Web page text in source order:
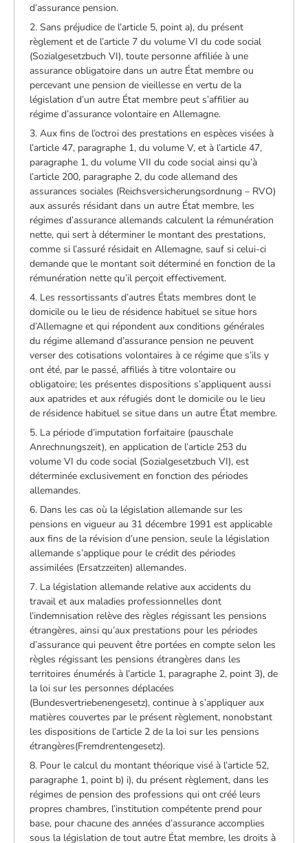
d’assurance pension.
2. Sans préjudice de l’article 5, point a), du présent
règlement et de l’article 7 du volume VI du code social
(Sozialgesetzbuch VI), toute personne affiliée à une
assurance obligatoire dans un autre État membre ou
percevant une pension de vieillesse en vertu de la
législation d’un autre État membre peut s’affilier au
régime d’assurance volontaire en Allemagne.
3. Aux fins de l’octroi des prestations en espèces visées à
l’article 47, paragraphe 1, du volume V, et à l’article 47,
paragraphe 1, du volume VII du code social ainsi qu’à
l’article 200, paragraphe 2, du code allemand des
assurances sociales (Reichsversicherungsordnung – RVO)
aux assurés résidant dans un autre État membre, les
régimes d’assurance allemands calculent la rémunération
nette, qui sert à déterminer le montant des prestations,
comme si l’assuré résidait en Allemagne, sauf si celui-ci
demande que le montant soit déterminé en fonction de la
rémunération nette qu’il perçoit effectivement.
4. Les ressortissants d’autres États membres dont le
domicile ou le lieu de résidence habituel se situe hors
d’Allemagne et qui répondent aux conditions générales
du régime allemand d’assurance pension ne peuvent
verser des cotisations volontaires à ce régime que s’ils y
ont été, par le passé, affiliés à titre volontaire ou
obligatoire; les présentes dispositions s’appliquent aussi
aux apatrides et aux réfugiés dont le domicile ou le lieu
de résidence habituel se situe dans un autre État membre.
5. La période d’imputation forfaitaire (pauschale
Anrechnungszeit), en application de l’article 253 du
volume VI du code social (Sozialgesetzbuch VI), est
déterminée exclusivement en fonction des périodes
allemandes.
6. Dans les cas où la législation allemande sur les
pensions en vigueur au 31 décembre 1991 est applicable
aux fins de la révision d’une pension, seule la législation
allemande s’applique pour le crédit des périodes
assimilées (Ersatzzeiten) allemandes.
7. La législation allemande relative aux accidents du
travail et aux maladies professionnelles dont
l’indemnisation relève des règles régissant les pensions
étrangères, ainsi qu’aux prestations pour les périodes
d’assurance qui peuvent être portées en compte selon les
règles régissant les pensions étrangères dans les
territoires énumérés à l’article 1, paragraphe 2, point 3), de
la loi sur les personnes déplacées
(Bundesvertriebenengesetz), continue à s’appliquer aux
matières couvertes par le présent règlement, nonobstant
les dispositions de l’article 2 de la loi sur les pensions
étrangères(Fremdrentengesetz).
8. Pour le calcul du montant théorique visé à l’article 52,
paragraphe 1, point b) i), du présent règlement, dans les
régimes de pension des professions qui ont créé leurs
propres chambres, l’institution compétente prend pour
base, pour chacune des années d’assurance accomplies
sous la législation de tout autre État membre, les droits à